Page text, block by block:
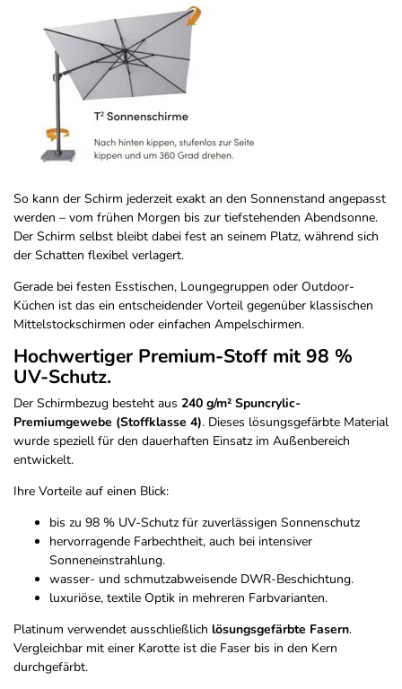
So kann der Schirm jederzeit exakt an den Sonnenstand angepasst
werden – vom frühen Morgen bis zur tiefstehenden Abendsonne.
Der Schirm selbst bleibt dabei fest an seinem Platz, während sich
der Schatten flexibel verlagert.
Gerade bei festen Esstischen, Loungegruppen oder Outdoor-
Küchen ist das ein entscheidender Vorteil gegenüber klassischen
Mittelstockschirmen oder einfachen Ampelschirmen.
Hochwertiger Premium-Stoff mit 98 %
UV-Schutz.
Der Schirmbezug besteht aus 240 g/m² Spuncrylic-
Premiumgewebe (Stoffklasse 4). Dieses lösungsgefärbte Material
wurde speziell für den dauerhaften Einsatz im Außenbereich
entwickelt.
Ihre Vorteile auf einen Blick:
bis zu 98 % UV-Schutz für zuverlässigen Sonnenschutz
hervorragende Farbechtheit, auch bei intensiver
Sonneneinstrahlung.
wasser- und schmutzabweisende DWR-Beschichtung.
luxuriöse, textile Optik in mehreren Farbvarianten.
Platinum verwendet ausschließlich lösungsgefärbte Fasern.
Vergleichbar mit einer Karotte ist die Faser bis in den Kern
durchgefärbt.